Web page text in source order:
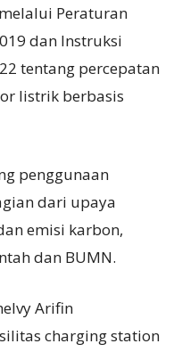
Peraturan
dan Instruksi
tentang percepatan
listrik berbasis
penggunaan
dari upaya
emisi karbon,
dan BUMN.
Arifin
charging station